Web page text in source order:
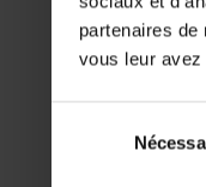
partenaires
vous leur